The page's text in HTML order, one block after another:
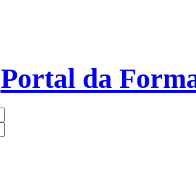
Portal da